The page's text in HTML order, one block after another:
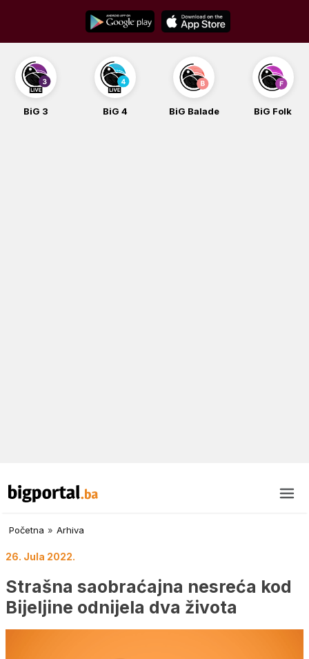
content
BiG 3 BiG 4 BiG Balade BiG Folk
Početna » Arhiva
26. Jula 2022.
Strašna saobraćajna nesreća kod
Bijeljine odnijela dva života